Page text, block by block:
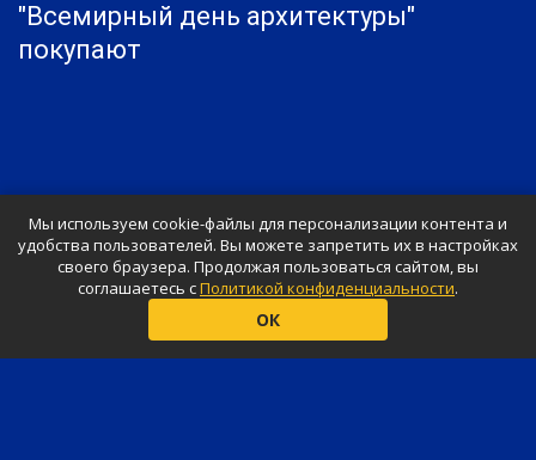
"Всемирный день архитектуры"
покупают
Ваш праздник будет незабываемым
Представленные цены не являются публичной и официальной
Мы используем cookie-файлы для персонализации контента и
удобства пользователей. Вы можете запретить их в настройках
своего браузера. Продолжая пользоваться сайтом, вы
соглашаетесь сПолитикой конфиденциальности.
ОК